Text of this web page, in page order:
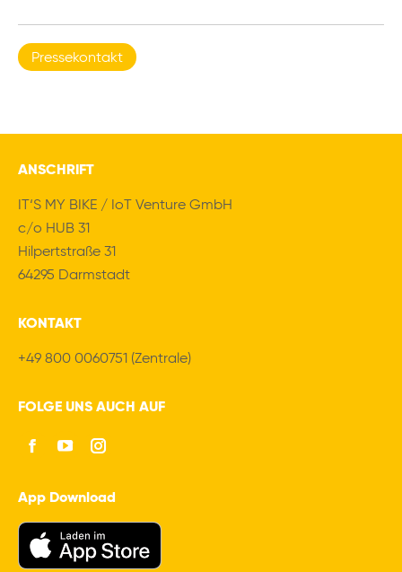
Pressekontakt
ANSCHRIFT
IT‘S MY BIKE / IoT Venture GmbH
c/o HUB 31
Hilpertstraße 31
64295 Darmstadt
KONTAKT
+49 800 0060751 (Zentrale)
FOLGE UNS AUCH AUF
Facebook
YoutubeInstagram
App Download